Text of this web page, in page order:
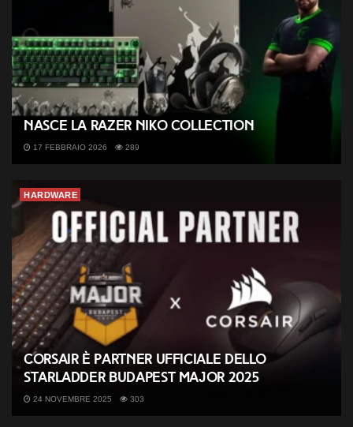
Nasce la Razer NiKo Collection
17 FEBBRAIO 2026 289
HARDWARE
CORSAIR è partner ufficiale dello
StarLadder Budapest Major 2025
24 NOVEMBRE 2025 303